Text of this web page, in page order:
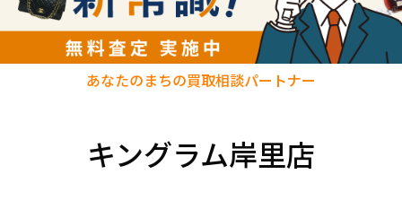
キングラム岸里店
あなたのまちの買取相談パートナー